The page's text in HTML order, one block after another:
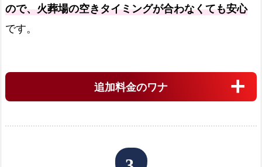
福
央
区
の
葬
ので、火葬場の空きタイミングが合わなくても安心
です。
追加料金のワナ